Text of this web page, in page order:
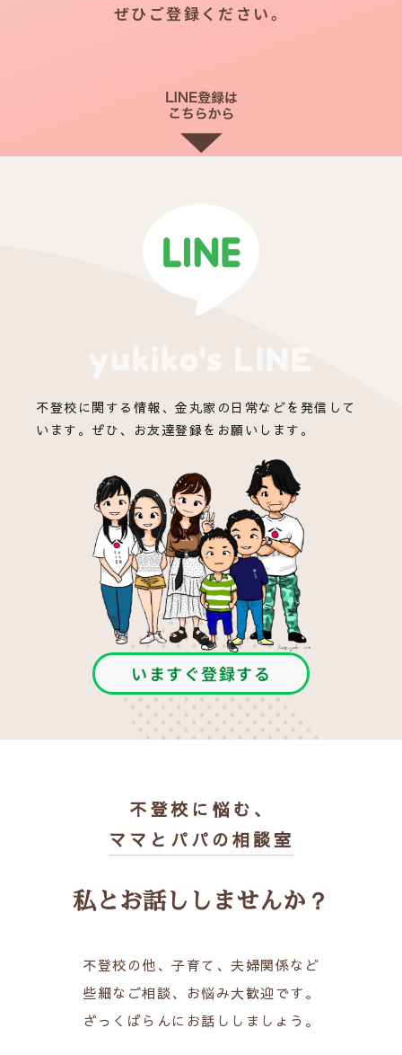
ぜひご登録ください。
不登校に関する情報、金丸家の日常などを発信して
います。ぜひ、お友達登録をお願いします。
いますぐ登録する
不登校に悩む、
ママとパパの相談室
私とお話ししませんか？
不登校の他、子育て、夫婦関係など
些細なご相談、お悩み大歓迎です。
ざっくばらんにお話ししましょう。